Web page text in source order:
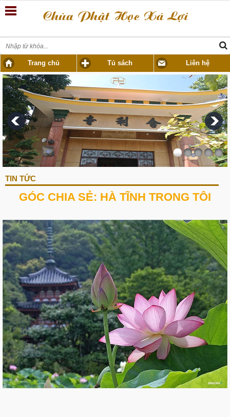
Trang chủ Tủ sách Liên hệ
TIN TỨC
GÓC CHIA SẺ: HÀ TĨNH TRONG TÔI